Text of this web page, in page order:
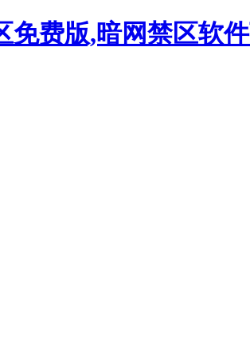
免费版,暗网禁区软